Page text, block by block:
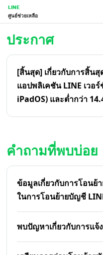
LINE
ศูนย์ช่วยเหลือ
ประกาศ
[สิ้นสุด] เกี่ยวกับการสิ้นสุ
แอปพลิเคชัน LINE เวอ
iPadOS) และต่ำกว่า
คำถามที่พบบ่อย
ข้อมูลเกี่ยวกับการโอน
ในการโอนย้ายบัญชี
พบปัญหาเกี่ยวกับการแจ้